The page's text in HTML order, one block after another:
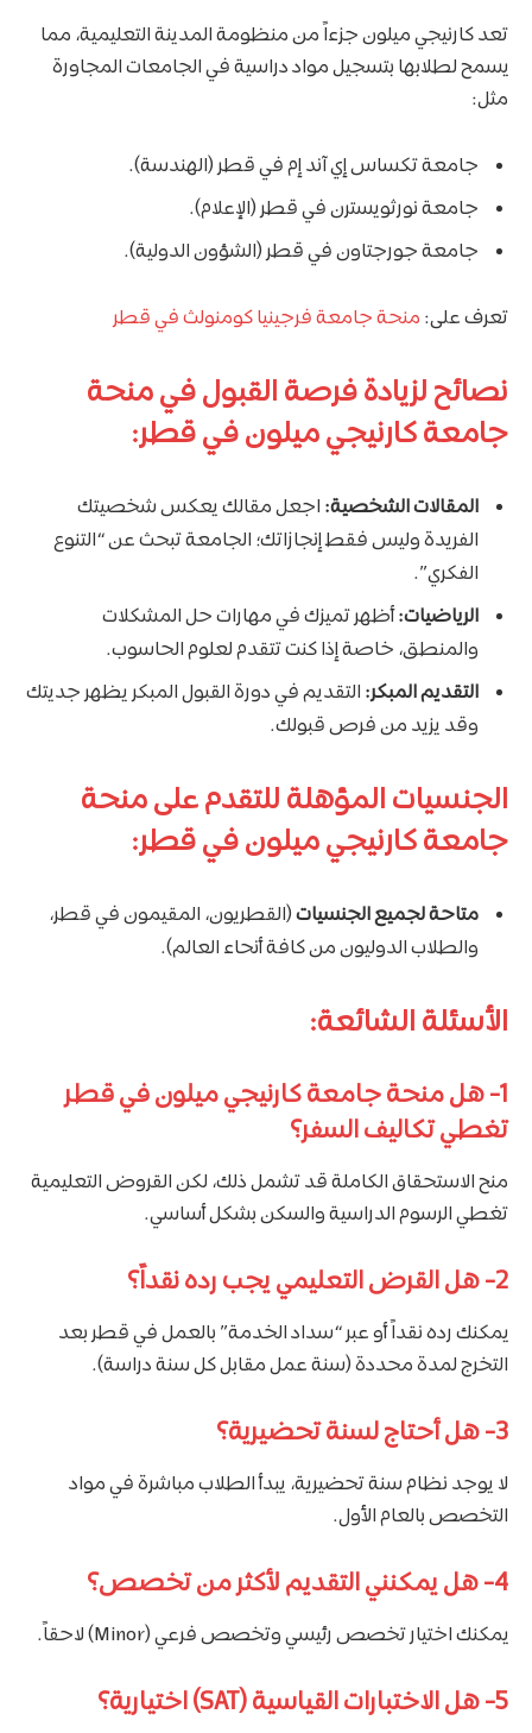
تعد كارنيجي ميلون جزءاً من منظومة المدينة التعليمية، مما
يسمح لطلابها بتسجيل مواد دراسية في الجامعات المجاورة
مثل:
جامعة تكساس إي آند إم في قطر (الهندسة).
جامعة نورثويسترن في قطر (الإعلام).
جامعة جورجتاون في قطر (الشؤون الدولية).
تعرف على: منحة جامعة فرجينيا كومنولث في قطر
نصائح لزيادة فرصة القبول في منحة
جامعة كارنيجي ميلون في قطر:
المقالات الشخصية: اجعل مقالك يعكس شخصيتك
الفريدة وليس فقط إنجازاتك؛ الجامعة تبحث عن “التنوع
الفكري”.
الرياضيات:أظهر تميزك في مهارات حل المشكلات
والمنطق، خاصة إذا كنت تتقدم لعلوم الحاسوب.
التقديم المبكر: التقديم في دورة القبول المبكر يظهر جديتك
وقد يزيد من فرص قبولك.
الجنسيات المؤهلة للتقدم على منحة
جامعة كارنيجي ميلون في قطر:
متاحة لجميع الجنسيات(القطريون، المقيمون في قطر،
والطلاب الدوليون من كافة أنحاء العالم).
الأسئلة الشائعة:
1- هل منحة جامعة كارنيجي ميلون في قطر
تغطي تكاليف السفر؟
منح الاستحقاق الكاملة قد تشمل ذلك، لكن القروض التعليمية
تغطي الرسوم الدراسية والسكن بشكل أساسي.
2- هل القرض التعليمي يجب رده نقداً؟
يمكنك رده نقداً أو عبر “سداد الخدمة” بالعمل في قطر بعد
التخرج لمدة محددة (سنة عمل مقابل كل سنة دراسة).
3- هل أحتاج لسنة تحضيرية؟
لا يوجد نظام سنة تحضيرية، يبدأ الطلاب مباشرة في مواد
التخصص بالعام الأول.
4- هل يمكنني التقديم لأكثر من تخصص؟
يمكنك اختيار تخصص رئيسي وتخصص فرعي (Minor) لاحقاً.
5- هل الاختبارات القياسية (SAT) اختيارية؟